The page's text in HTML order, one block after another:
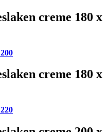
creme 180 x
creme 180 x